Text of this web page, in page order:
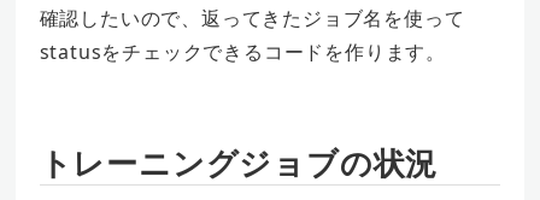
確認したいので、返ってきたジョブ名を使って
statusをチェックできるコードを作ります。
トレーニングジョブの状況